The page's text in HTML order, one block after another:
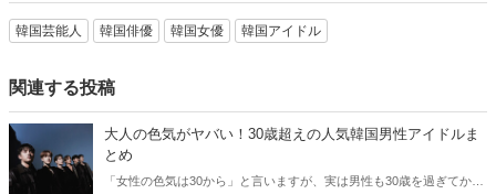
韓国芸能人 韓国俳優 韓国女優 韓国アイドル
関連する投稿
大人の色気がヤバい！30歳超えの人気韓国男性アイドルま
とめ
「女性の色気は30から」と言いますが、実は男性も30歳を過ぎてから